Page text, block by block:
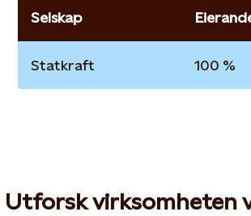
Selskap
Statkraft 100 %
Utforsk virksomheten